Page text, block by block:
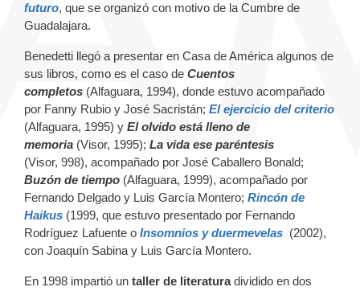
futuro, que se organizó con motivo de la Cumbre de
Guadalajara.
Benedetti llegó a presentar en Casa de América algunos de
sus libros, como es el caso de Cuentos
completos (Alfaguara, 1994), donde estuvo acompañado
por Fanny Rubio y José Sacristán; El ejercicio del criterio
(Alfaguara, 1995) y El olvido está lleno de
memoria (Visor, 1995); La vida ese paréntesis
(Visor, 998), acompañado por José Caballero Bonald;
Buzón de tiempo (Alfaguara, 1999), acompañado por
Fernando Delgado y Luis García Montero; Rincón de
Haikus (1999, que estuvo presentado por Fernando
Rodríguez Lafuente o Insomnios y duermevelas (2002),
con Joaquín Sabina y Luis García Montero.
En 1998 impartió un taller de literaturadividido en dos